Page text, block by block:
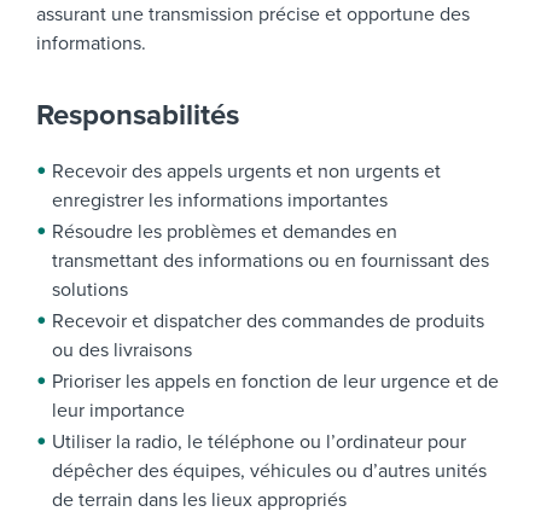
assurant une transmission précise et opportune des
informations.
Responsabilités
Recevoir des appels urgents et non urgents et
enregistrer les informations importantes
Résoudre les problèmes et demandes en
transmettant des informations ou en fournissant des
solutions
Recevoir et dispatcher des commandes de produits
ou des livraisons
Prioriser les appels en fonction de leur urgence et de
leur importance
Utiliser la radio, le téléphone ou l’ordinateur pour
dépêcher des équipes, véhicules ou d’autres unités
de terrain dans les lieux appropriés